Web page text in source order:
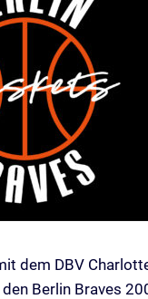
dem DBV
Berlin Braves